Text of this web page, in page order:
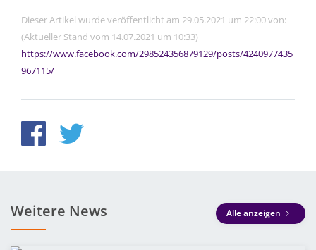
Dieser Artikel wurde veröffentlicht am 29.05.2021 um 22:00 von:
(Aktueller Stand vom 14.07.2021 um 10:33)
https://www.facebook.com/298524356879129/posts/4240977435
967115/
Weitere News Alle anzeigen